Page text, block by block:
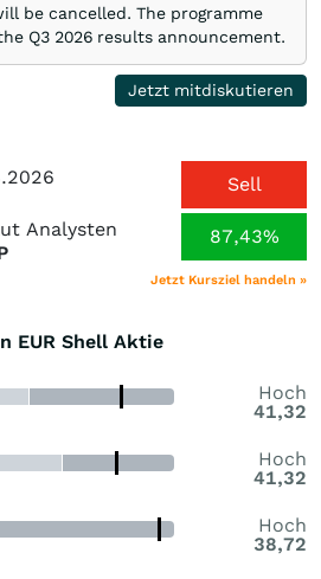
be cancelled. The programme
Q3 2026 results announcement.
Jetzt mitdiskutieren
Sell
Analysten
87,43%
Jetzt Kursziel handeln »
EUR Shell Aktie
Hoch
41,32
Hoch
41,32
Hoch
38,72